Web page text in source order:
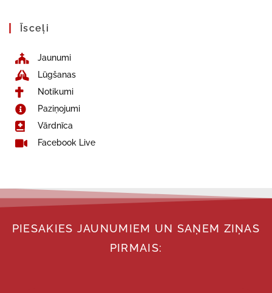
Īsceļi
Jaunumi
Lūgšanas
Notikumi
Paziņojumi
Vārdnīca
Facebook Live
PIESAKIES JAUNUMIEM UN SAŅEM ZIŅAS
PIRMAIS: